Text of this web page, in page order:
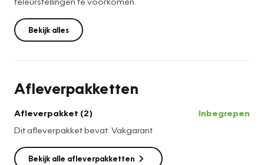
Bekijk alles
Afleverpakketten
Afleverpakket (2)
Dit afleverpakket bevat: Vakgarant
Inbegrepen
Bekijk alle afleverpakketten